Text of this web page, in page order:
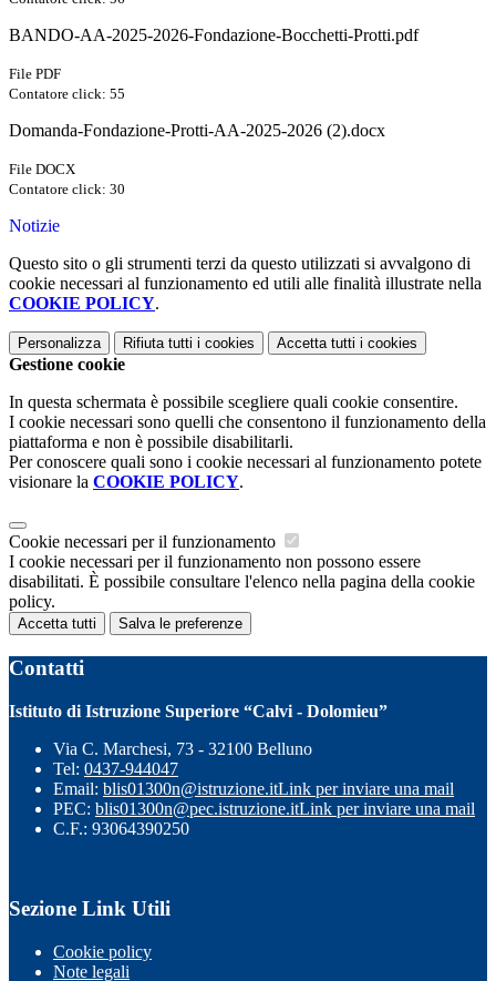
BANDO-AA-2025-2026-Fondazione-Bocchetti-Protti.pdf
File PDF
Contatore click: 55
Domanda-Fondazione-Protti-AA-2025-2026 (2).docx
File DOCX
Contatore click: 30
Notizie
Questo sito o gli strumenti terzi da questo utilizzati si avvalgono di
cookie necessari al funzionamento ed utili alle finalità illustrate nella
COOKIE POLICY.
Personalizza Rifiuta tutti i cookies Accetta tutti i cookies
Gestione cookie
In questa schermata è possibile scegliere quali cookie consentire.
I cookie necessari sono quelli che consentono il funzionamento della
piattaforma e non è possibile disabilitarli.
Per conoscere quali sono i cookie necessari al funzionamento potete
visionare la COOKIE POLICY.
Cookie necessari per il funzionamento
I cookie necessari per il funzionamento non possono essere
disabilitati. È possibile consultare l'elenco nella pagina della cookie
policy.
Accetta tutti Salva le preferenze
Contatti
Istituto di Istruzione Superiore “Calvi - Dolomieu”
Via C. Marchesi, 73 - 32100 Belluno
Tel: 0437-944047
Email: blis01300n@istruzione.itLink per inviare una mail
PEC: blis01300n@pec.istruzione.itLink per inviare una mail
C.F.: 93064390250
Sezione Link Utili
Cookie policy
Note legali